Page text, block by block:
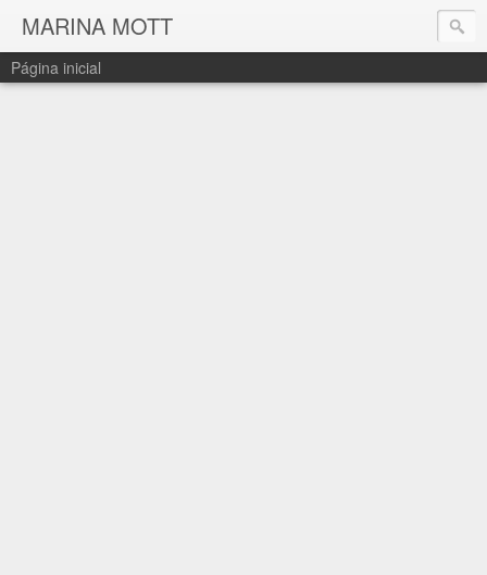
MARINA MOTT
Página inicial